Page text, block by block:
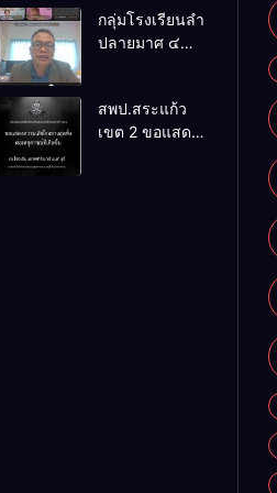
กลุ่มโรงเรียนลำ
ปลายมาศ ๔
ผ่านระบบ
Online
สพป.สระแก้ว
เขต 2 ขอแสดง